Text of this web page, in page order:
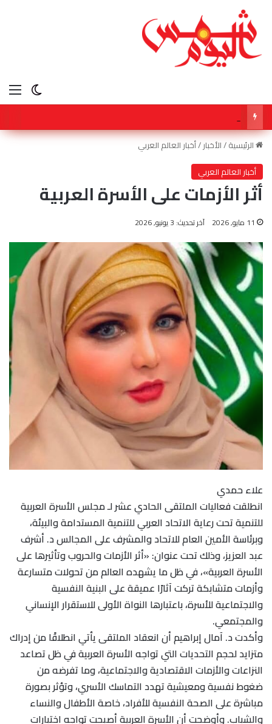
شكوك بشأن مضيق هرمز ترفع النفط مع ترقب بيانات الوظائف
الرئيسية/الأخبار/أخبار العالم العربي
أخبار العالم العربي
أثر الأزمات على الأسرة العربية
11 مايو, 2026 آخر تحديث: 3 يونيو, 2026
علاء حمدي
انطلقت فعاليات الملتقى الحادي عشر لـ مجلس الأسرة العربية
للتنمية تحت رعاية الاتحاد العربي للتنمية المستدامة والبيئة،
وبرئاسة الأمين العام للاتحاد والمشرف على المجالس د. أشرف
عبد العزيز، وذلك تحت عنوان: «أثر الأزمات والحروب وتأثيرها على
الأسرة العربية»، في ظل ما يشهده العالم من تحولات متسارعة
وأزمات متشابكة تركت آثارًا عميقة على البنية النفسية
والاجتماعية للأسرة، باعتبارها النواة الأولى للاستقرار الإنساني
والمجتمعي.
وأكدت د. آمال إبراهيم أن انعقاد الملتقى يأتي انطلاقًا من إدراك
متزايد لحجم التحديات التي تواجه الأسرة العربية في ظل تصاعد
النزاعات والأزمات الاقتصادية والاجتماعية، وما تفرضه من
ضغوط نفسية ومعيشية تهدد التماسك الأسري، وتؤثر بصورة
مباشرة على الصحة النفسية للأفراد، خاصة الأطفال والنساء
والشباب. وأوضحت أن الأسرة العربية أصبحت تواجه اختبارات